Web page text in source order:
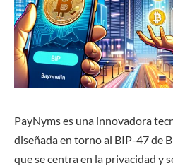
PayNyms es una innovadora
diseñada en torno al BIP-47 de
que se centra en la privacidad y